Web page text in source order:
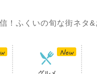
！ふくいの旬な街ネタ